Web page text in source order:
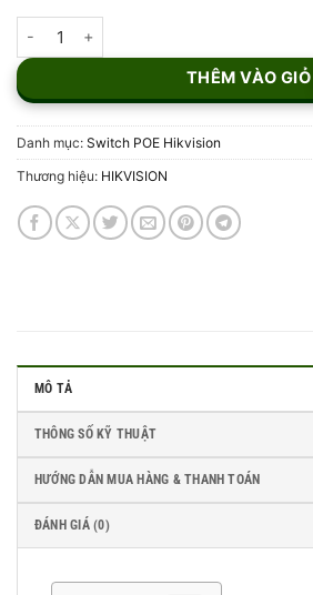
THÊM VÀO GIỎ
Danh mục: Switch POE Hikvision
Thương hiệu: HIKVISION
MÔ TẢ
THÔNG SỐ KỸ THUẬT
HƯỚNG DẪN MUA HÀNG & THANH TOÁN
ĐÁNH GIÁ (0)